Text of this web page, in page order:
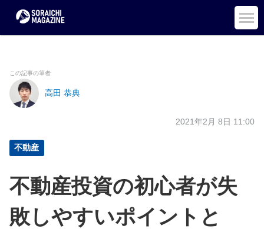
この記事の筆者
高田 恭典
2021年2月 8日 11:00
不動産
不動産投資の初心者が失
敗しやすいポイントと